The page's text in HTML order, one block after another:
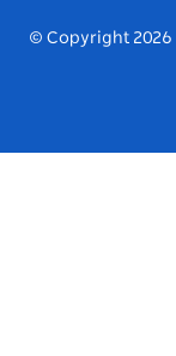
© Copyright 2026